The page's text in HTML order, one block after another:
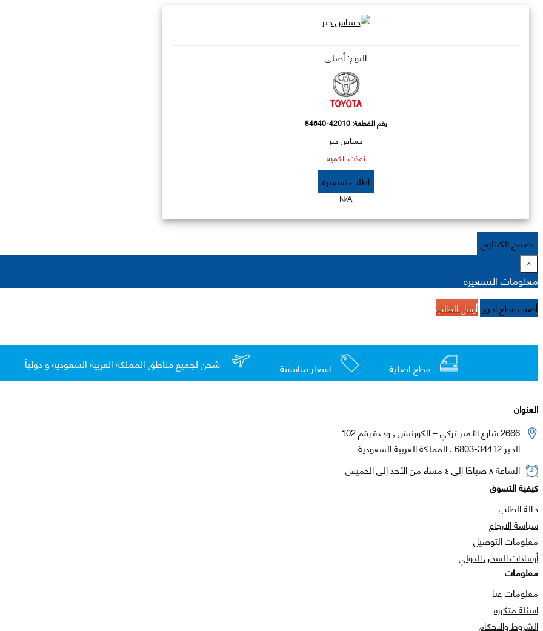
النوع: أصلي
رقم القطعة:84540-42010
حساس جير
نفذت الكمية
اطلب تسعيرة
N/A
تصفح الكتالوج
×
معلومات التسعيرة
أضف قطع اخرىأرسل الطلب
قطع اصلية اسعار منافسة شحن لجميع مناطق المملكة العربية السعوديه ودولياً
العنوان
2666 شارع الأمير تركي – الكورنيش , وحدة رقم 102
الخبر 34412-6803 , المملكة العربية السعودية
الساعة ٨ صباحًا إلى ٤ مساء من الأحد إلى الخميس
كيفية التسوق
حالة الطلب
سياسة الارجاع
معلومات التوصيل
أرشادات الشحن الدولي
معلومات
معلومات عنا
اسئلة متكرره
الشروط والاحكام